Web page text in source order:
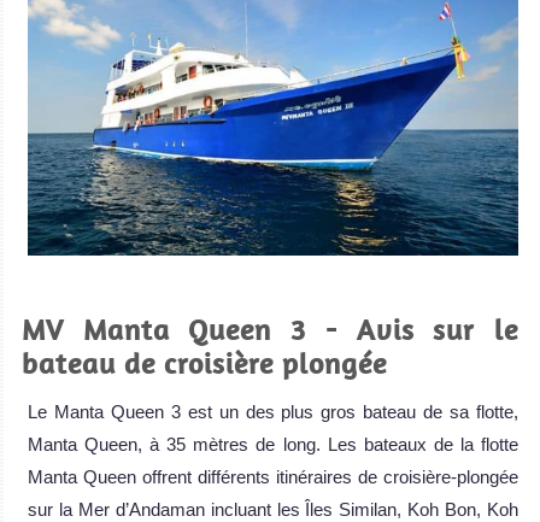
MV Manta Queen 3 - Avis sur le
bateau de croisière plongée
Le Manta Queen 3 est un des plus gros bateau de sa flotte,
Manta Queen, à 35 mètres de long. Les bateaux de la flotte
Manta Queen offrent différents itinéraires de croisière-plongée
sur la Mer d’Andaman incluant les Îles Similan, Koh Bon, Koh